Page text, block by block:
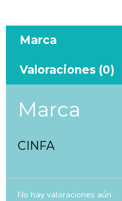
Marca
Valoraciones (0)
Marca
CINFA
No hay valoraciones aún.